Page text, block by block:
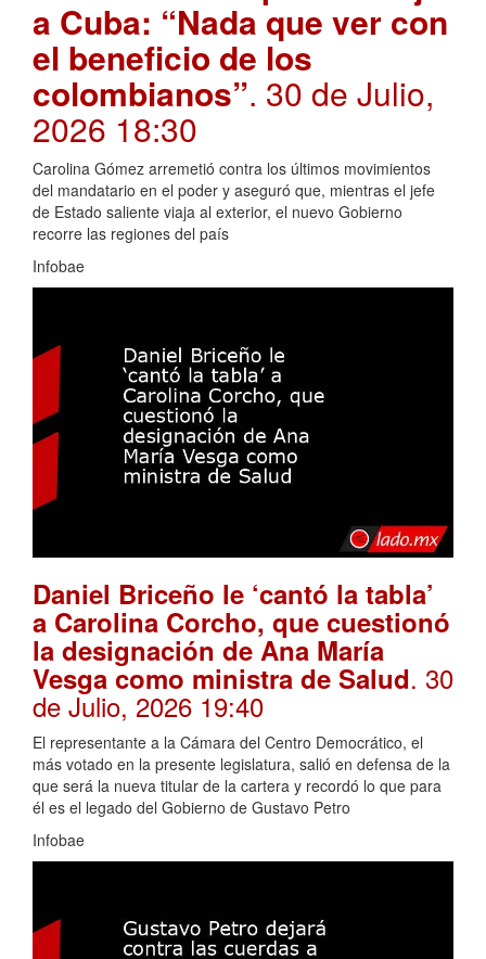
a Cuba: “Nada que ver con
el beneficio de los
colombianos”. 30 de Julio,
2026 18:30
Carolina Gómez arremetió contra los últimos movimientos
del mandatario en el poder y aseguró que, mientras el jefe
de Estado saliente viaja al exterior, el nuevo Gobierno
recorre las regiones del país
Infobae
Daniel Briceño le ‘cantó la tabla’
a Carolina Corcho, que cuestionó
la designación de Ana María
Vesga como ministra de Salud. 30
de Julio, 2026 19:40
El representante a la Cámara del Centro Democrático, el
más votado en la presente legislatura, salió en defensa de la
que será la nueva titular de la cartera y recordó lo que para
él es el legado del Gobierno de Gustavo Petro
Infobae